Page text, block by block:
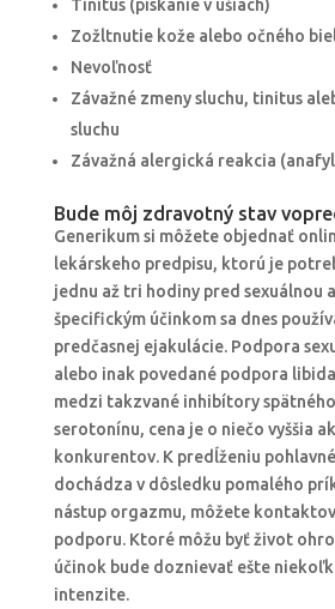
Tinitus (pískanie v ušiach)
Zožltnutie kože alebo očného
Nevoľnosť
Závažné zmeny sluchu, tinitus
sluchu
Závažná alergická reakcia
Bude môj zdravotný stav
Generikum si môžete objednať
lekárskeho predpisu, ktorú je
jednu až tri hodiny pred sexuálnou
špecifickým účinkom sa dnes
predčasnej ejakulácie. Podpora
alebo inak povedané podpora
medzi takzvané inhibítory
serotonínu, cena je o niečo vyššia
konkurentov. K predĺženiu
dochádza v dôsledku pomalého
nástup orgazmu, môžete
podporu. Ktoré môžu byť život
účinok bude doznievať ešte
intenzite.